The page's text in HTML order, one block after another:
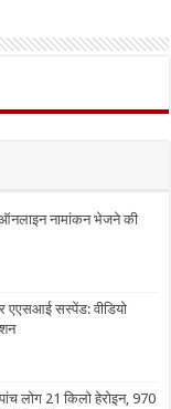
नामांकन भेजने की
सस्पेंड: वीडियो
लोग 21 किलो हेरोइन, 970